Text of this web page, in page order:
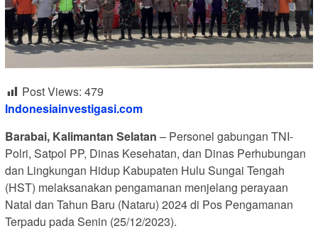
Post Views: 479
Indonesiainvestigasi.com
Barabai, Kalimantan Selatan – Personel gabungan TNI-
Polri, Satpol PP, Dinas Kesehatan, dan Dinas Perhubungan
dan Lingkungan Hidup Kabupaten Hulu Sungai Tengah
(HST) melaksanakan pengamanan menjelang perayaan
Natal dan Tahun Baru (Nataru) 2024 di Pos Pengamanan
Terpadu pada Senin (25/12/2023).